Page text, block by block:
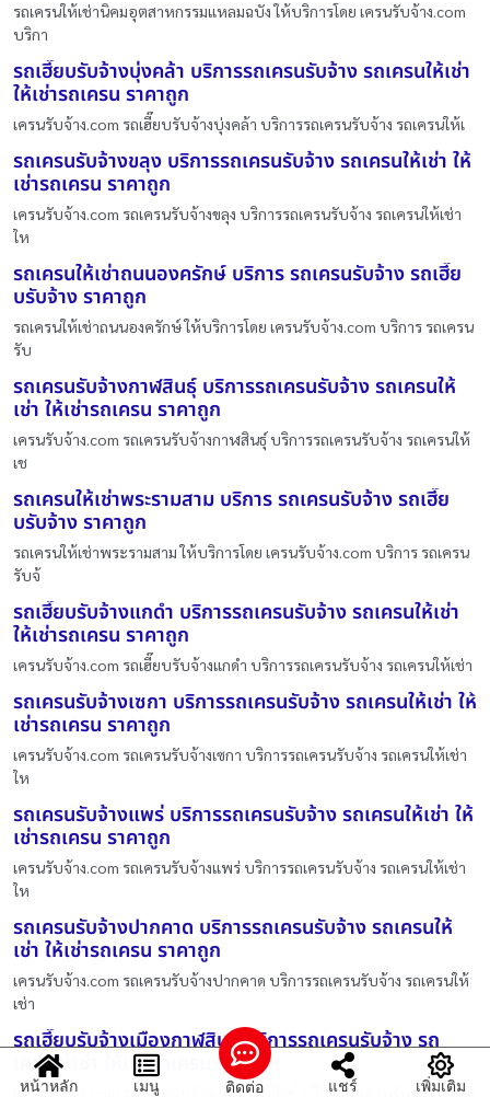
รถเครนให้เช่านิคมอุตสาหกรรมแหลมฉบัง ให้บริการโดย เครนรับจ้าง.com
บริกา
รถเฮี๊ยบรับจ้างบุ่งคล้า บริการรถเครนรับจ้าง รถเครนให้เช่า
ให้เช่ารถเครน ราคาถูก
เครนรับจ้าง.com รถเฮี๊ยบรับจ้างบุ่งคล้า บริการรถเครนรับจ้าง รถเครนให้เ
รถเครนรับจ้างขลุง บริการรถเครนรับจ้าง รถเครนให้เช่า ให้
เช่ารถเครน ราคาถูก
เครนรับจ้าง.com รถเครนรับจ้างขลุง บริการรถเครนรับจ้าง รถเครนให้เช่า
ให
รถเครนให้เช่าถนนองครักษ์ บริการ รถเครนรับจ้าง รถเฮี๊ย
บรับจ้าง ราคาถูก
รถเครนให้เช่าถนนองครักษ์ ให้บริการโดย เครนรับจ้าง.com บริการ รถเครน
รับ
รถเครนรับจ้างกาฬสินธุ์ บริการรถเครนรับจ้าง รถเครนให้
เช่า ให้เช่ารถเครน ราคาถูก
เครนรับจ้าง.com รถเครนรับจ้างกาฬสินธุ์ บริการรถเครนรับจ้าง รถเครนให้
เช
รถเครนให้เช่าพระรามสาม บริการ รถเครนรับจ้าง รถเฮี๊ย
บรับจ้าง ราคาถูก
รถเครนให้เช่าพระรามสาม ให้บริการโดย เครนรับจ้าง.com บริการ รถเครน
รับจ้
รถเฮี๊ยบรับจ้างแกดำ บริการรถเครนรับจ้าง รถเครนให้เช่า
ให้เช่ารถเครน ราคาถูก
เครนรับจ้าง.com รถเฮี๊ยบรับจ้างแกดำ บริการรถเครนรับจ้าง รถเครนให้เช่า
รถเครนรับจ้างเซกา บริการรถเครนรับจ้าง รถเครนให้เช่า ให้
เช่ารถเครน ราคาถูก
เครนรับจ้าง.com รถเครนรับจ้างเซกา บริการรถเครนรับจ้าง รถเครนให้เช่า
ให
รถเครนรับจ้างแพร่ บริการรถเครนรับจ้าง รถเครนให้เช่า ให้
เช่ารถเครน ราคาถูก
เครนรับจ้าง.com รถเครนรับจ้างแพร่ บริการรถเครนรับจ้าง รถเครนให้เช่า
ให
รถเครนรับจ้างปากคาด บริการรถเครนรับจ้าง รถเครนให้
เช่า ให้เช่ารถเครน ราคาถูก
เครนรับจ้าง.com รถเครนรับจ้างปากคาด บริการรถเครนรับจ้าง รถเครนให้
เช่า
รถเฮี๊ยบรับจ้างเมืองกาฬสินธ์ บริการรถเครนรับจ้าง รถ
เครนให้เช่า ให้เช่ารถเครน ราคาถูก
เครนรับจ้าง.com รถเฮี๊ยบรับจ้างเมืองกาฬสินธ์ บริการรถเครนรับจ้าง รถเคร
หน้าหลัก เมนู ติดต่อ แชร์ เพิ่มเติม